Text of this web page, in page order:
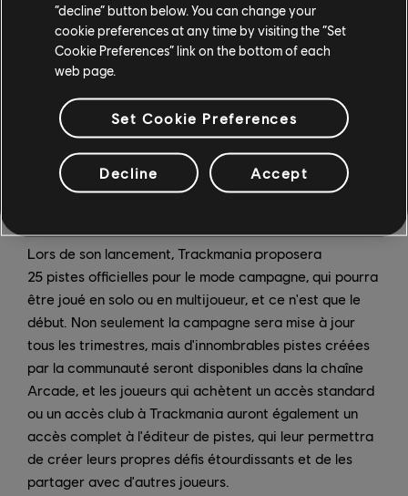
Lors de son lancement, Trackmania proposera
25 pistes officielles pour le mode campagne, qui pourra
être joué en solo ou en multijoueur, et ce n'est que le
début. Non seulement la campagne sera mise à jour
tous les trimestres, mais d'innombrables pistes créées
par la communauté seront disponibles dans la chaîne
Arcade, et les joueurs qui achètent un accès standard
ou un accès club à Trackmania auront également un
accès complet à l'éditeur de pistes, qui leur permettra
de créer leurs propres défis étourdissants et de les
partager avec d'autres joueurs.
“decline” button below. You can change your
cookie preferences at any time by visiting the “Set
Cookie Preferences” link on the bottom of each
web page.
Set Cookie Preferences
Decline Accept